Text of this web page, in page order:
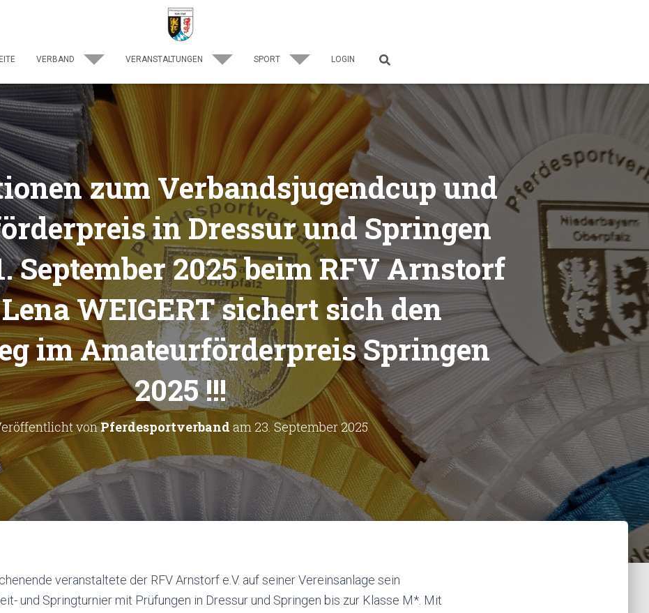
VERBAND VERANSTALTUNGEN SPORT LOGIN
zum Verbandsjugendcup und
in Dressur und Springen
September 2025 beim RFV Arnstorf
WEIGERT sichert sich den
im Amateurförderpreis Springen
2025 !!!
vonPferdesportverbandam 23. September 2025
veranstaltete der RFV Arnstorf e.V. auf seiner Vereinsanlage sein
und Springturnier mit Prüfungen in Dressur und Springen bis zur Klasse M*. Mit